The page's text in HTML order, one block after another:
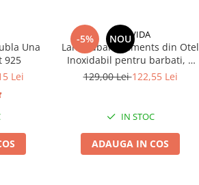
Una
925
Lei
-5% NOU
UNA VIDA
Lant Cuban Elements din Otel
Inoxidabil pentru barbati, 6
mm
129,00 Lei122,55 Lei
IN STOC
ADAUGA IN COS